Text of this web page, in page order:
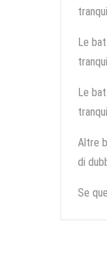
Le
Le
Altre
di
Se